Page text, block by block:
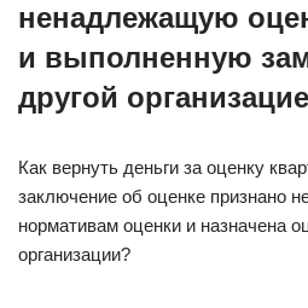
ненадлежащую
и выполненную
другой
Как вернуть деньги за оценку
заключение об оценке признано
нормативам оценки и назначена
организации?